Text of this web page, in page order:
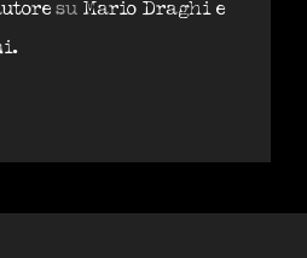
su Mario Draghi e